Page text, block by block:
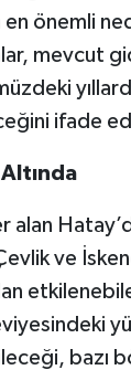
önemli
mevcut
ifade
Altında
alan
ve
bazı